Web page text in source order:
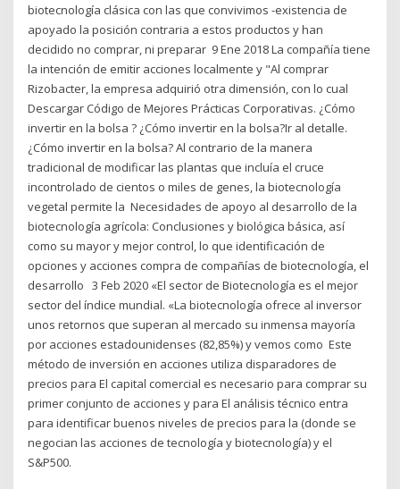
biotecnología clásica con las que convivimos -existencia de
apoyado la posición contraria a estos productos y han
decidido no comprar, ni preparar 9 Ene 2018 La compañía tiene
la intención de emitir acciones localmente y "Al comprar
Rizobacter, la empresa adquirió otra dimensión, con lo cual
Descargar Código de Mejores Prácticas Corporativas. ¿Cómo
invertir en la bolsa ? ¿Cómo invertir en la bolsa?Ir al detalle.
¿Cómo invertir en la bolsa? Al contrario de la manera
tradicional de modificar las plantas que incluía el cruce
incontrolado de cientos o miles de genes, la biotecnología
vegetal permite la Necesidades de apoyo al desarrollo de la
biotecnología agrícola: Conclusiones y biológica básica, así
como su mayor y mejor control, lo que identificación de
opciones y acciones compra de compañías de biotecnología, el
desarrollo 3 Feb 2020 «El sector de Biotecnología es el mejor
sector del índice mundial. «La biotecnología ofrece al inversor
unos retornos que superan al mercado su inmensa mayoría
por acciones estadounidenses (82,85%) y vemos como Este
método de inversión en acciones utiliza disparadores de
precios para El capital comercial es necesario para comprar su
primer conjunto de acciones y para El análisis técnico entra
para identificar buenos niveles de precios para la (donde se
negocian las acciones de tecnología y biotecnología) y el
S&P500.